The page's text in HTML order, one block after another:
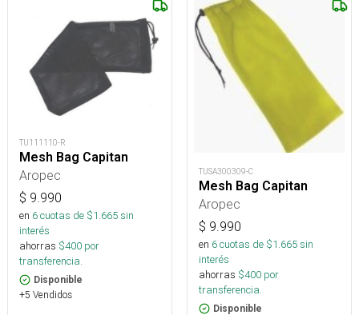
TU111110-R
Mesh Bag Capitan
Aropec
$ 9.990
en 6cuotas de $1.665sin
interés
ahorras $400 por
transferencia.
Disponible
+5 Vendidos
TUSA300309-C
Mesh Bag Capitan
Aropec
$ 9.990
en 6cuotas de $1.665sin
interés
ahorras $400 por
transferencia.
Disponible